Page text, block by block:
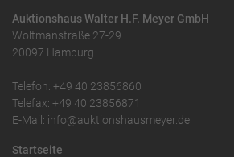
Auktionshaus Walter H.F. Meyer GmbH
Woltmanstraße 27-29
20097 Hamburg
Telefon: +49 40 23856860
Telefax: +49 40 23856871
E-Mail: info@auktionshausmeyer.de
Startseite